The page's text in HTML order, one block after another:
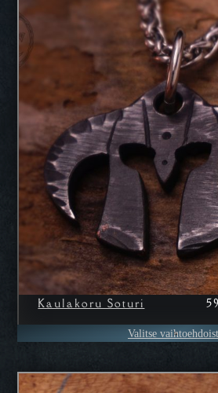
Kaulakoru Soturi
Valitse